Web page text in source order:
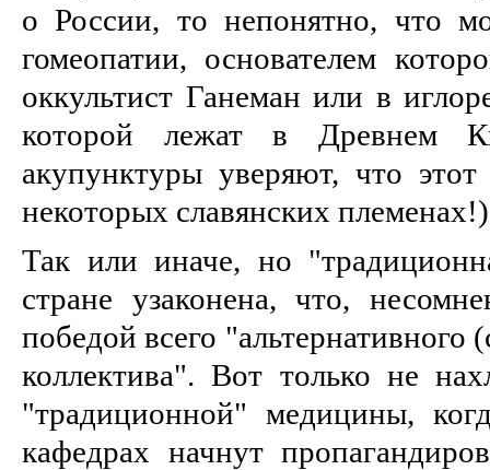
о России, то непонятно, что
гомеопатии, основателем
оккультист Ганеман или в
которой лежат в Древнем
акупунктуры уверяют, что этот
некоторых славянских
Так или иначе, но
стране узаконена, что,
победой всего
коллектива". Вот только не
"традиционной" медицины,
кафедрах начнут